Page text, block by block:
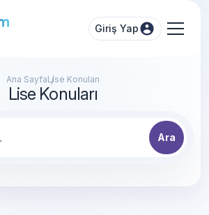
Giriş Yap
Ana SayfaLise Konuları
Lise Konuları
Ara